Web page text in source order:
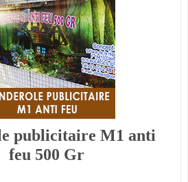
publicitaire M1 anti
feu 500 Gr